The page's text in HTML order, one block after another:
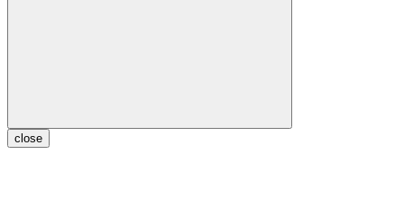
close